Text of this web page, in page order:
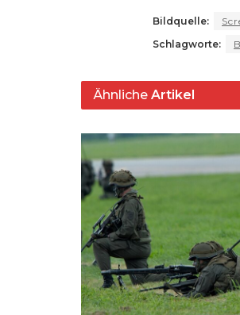
a
ts
A
p
p
e
g
ra
m
Bildquelle:
Schlagworte:
Ähnliche Artikel